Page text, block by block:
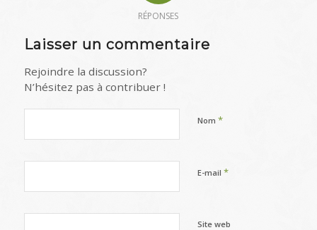
RÉPONSES
Laisser un commentaire
Rejoindre la discussion?
N’hésitez pas à contribuer !
Nom *
E-mail *
Site web